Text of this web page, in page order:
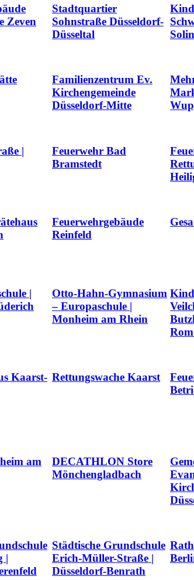
Zeven
Stadtquartier
Sohnstraße Düsseldorf-
Düsseltal
Familienzentrum Ev.
Kirchengemeinde
Düsseldorf-Mitte
|
Feuerwehr Bad
Bramstedt
Feuerwehrgebäude
Reinfeld
|
Otto-Hahn-Gymnasium
– Europaschule |
Monheim am Rhein
Kaarst- Rettungswache Kaarst
am
DECATHLON Store
Mönchengladbach
|
Städtische Grundschule
Erich-Müller-Straße |
Düsseldorf-Benrath